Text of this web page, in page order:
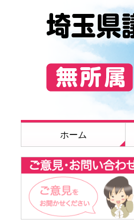
ホーム